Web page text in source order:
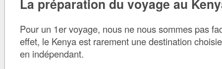
La préparation du voyage au
Pour un 1er voyage, nous ne nous sommes pas
effet, le Kenya est rarement une destination
en indépendant.